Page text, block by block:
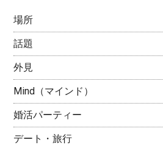
場所
話題
外見
Mind（マインド）
婚活パーティー
デート・旅行